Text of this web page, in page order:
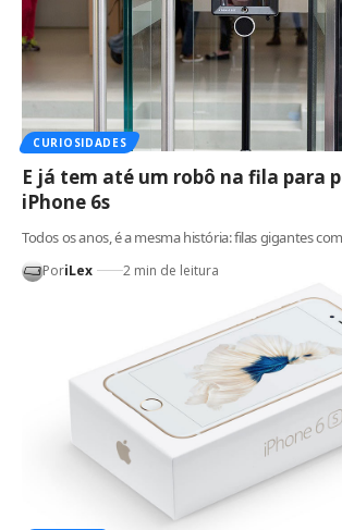
CURIOSIDADES
E já tem até um robô na fila para
iPhone 6s
Todos os anos, é a mesma história: filas gigantes
PoriLex 2 min de leitura